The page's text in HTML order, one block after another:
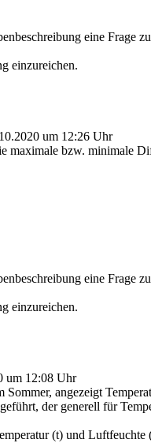
eine Frage
einzureichen.
um 12:26 Uhr
maximale bzw. minimale
eine Frage
einzureichen.
um 12:08 Uhr
angezeigt
der generell für
(t) und